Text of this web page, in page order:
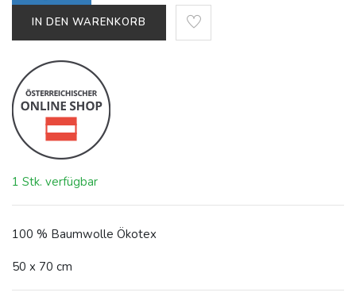
IN DEN WARENKORB
1 Stk. verfügbar
100 % Baumwolle Ökotex
50 x 70 cm